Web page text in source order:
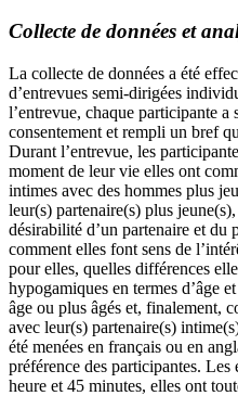
Collecte de données et
La collecte de données a été
d’entrevues semi-dirigées
l’entrevue, chaque participante
consentement et rempli un bref
Durant l’entrevue, les
moment de leur vie elles ont
intimes avec des hommes plus
leur(s) partenaire(s) plus
désirabilité d’un partenaire et du
comment elles font sens de
pour elles, quelles différences
hypogamiques en termes d’âge
âge ou plus âgés et, finalement,
avec leur(s) partenaire(s)
été menées en français ou en
préférence des participantes. Les
heure et 45 minutes, elles ont